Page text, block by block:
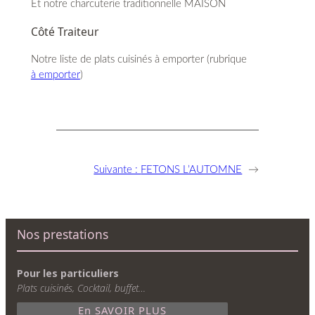
Et notre charcuterie traditionnelle MAISON
Côté Traiteur
Notre liste de plats cuisinés à emporter (rubrique
à emporter)
Suivante : FETONS L’AUTOMNE →
Nos prestations
Pour les particuliers
Plats cuisinés, Cocktail, buffet…
En SAVOIR PLUS